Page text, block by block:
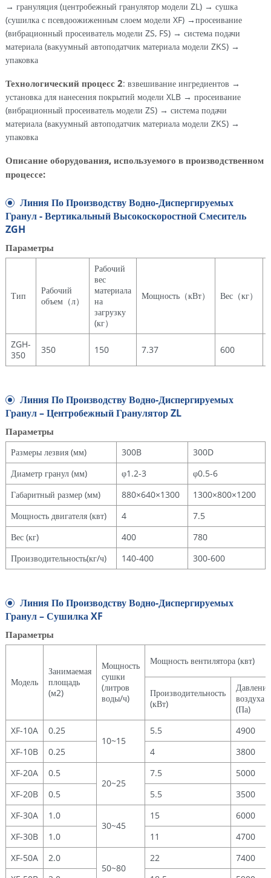
→ грануляция (центробежный гранулятор модели ZL) → сушка
(сушилка с псевдоожиженным слоем модели XF) →просеивание
(вибрационный просеиватель модели ZS, FS) → система подачи
материала (вакуумный автоподатчик материала модели ZKS) →
упаковка
Технологический процесс 2: взвешивание ингредиентов →
установка для нанесения покрытий модели XLB → просеивание
(вибрационный просеиватель модели ZS) → система подачи
материала (вакуумный автоподатчик материала модели ZKS) →
упаковка
Описание оборудования, используемого в производственном
процессе:
Линия По Производству Водно-Диспергируемых
Гранул - Вертикальный Высокоскоростной Смеситель
ZGH
Параметры
Тип
Рабочий
объем（л）
Рабочий
вес
материала
на
загрузку
(кг）
Мощность（кВт） Вес（кг）
ZGH-
350
350 150 7.37 600
Линия По Производству Водно-Диспергируемых
Гранул – Центробежный Гранулятор ZL
Параметры
Размеры лезвия (мм) 300B
300D
Диаметр гранул (мм)
φ1.2-3
φ0.5-6
Габаритный размер (мм)
880×640×1300
1300×800×1200
Мощность двигателя (квт)
4
7.5
Вес (кг)
400
780
Производительность(кг/ч)
140-400 300-600
Линия По Производству Водно-Диспергируемых
Гранул – Сушилка XF
Параметры
Модель
Занимаемая
площадь
(м2)
Мощность
сушки
(литров
воды/ч)
Мощность вентилятора (квт)
Производительность
(кВт)
Давление
воздуха
(Па)
XF-10A
0.25
10~15
5.5
4900
XF-10B
0.25 4
3800
XF-20A
0.5
20~25
7.5
5000
XF-20B
0.5 5.5
3500
XF-30A
1.0
30~45
15
6000
XF-30B
1.0 11
4700
XF-50A
2.0
50~80
22
7400